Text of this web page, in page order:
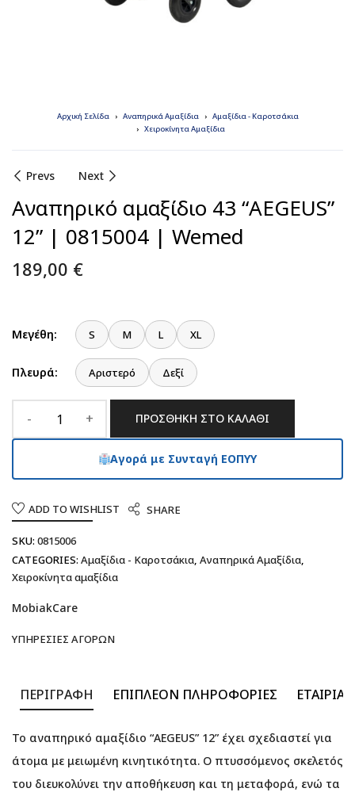
Αρχική Σελίδα Αναπηρικά Αμαξίδια
Αμαξίδια - Καροτσάκια
Χειροκίνητα Αμαξίδια
Prevs Next
Αναπηρικό αμαξίδιο 43 “AEGEUS”
12” | 0815004 | Wemed
189,00 €
Μεγέθη: S M L XL
Πλευρά: Αριστερό Δεξί
ΠΡΟΣΘΉΚΗ ΣΤΟ ΚΑΛΆΘΙ
Αγορά με Συνταγή ΕΟΠΥΥ
ADD TO WISHLIST SHARE
SKU: 0815006
CATEGORIES: Αμαξίδια - Καροτσάκια, Αναπηρικά Αμαξίδια,
Χειροκίνητα αμαξίδια
MobiakCare
ΥΠΗΡΕΣΊΕΣ ΑΓΟΡΏΝ
ΠΕΡΙΓΡΑΦΉ ΕΠΙΠΛΈΟΝ ΠΛΗΡΟΦΟΡΊΕΣ ΕΤΑΙΡΊΑ
Το αναπηρικό αμαξίδιο “AEGEUS” 12” έχει σχεδιαστεί για
άτομα με μειωμένη κινητικότητα. Ο πτυσσόμενος σκελετός
του διευκολύνει την αποθήκευση και τη μεταφορά, ενώ τα